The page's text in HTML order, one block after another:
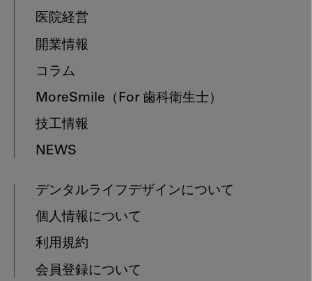
医院経営
開業情報
コラム
MoreSmile （For 歯科衛生士）
技工情報
NEWS
デンタルライフデザインについて
個人情報について
利用規約
会員登録について